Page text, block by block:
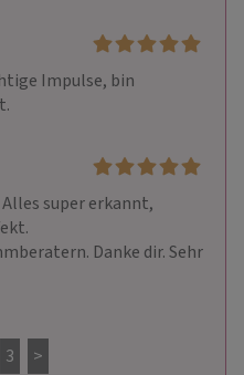
Impulse, bin
super erkannt,
Danke dir. Sehr
3 >